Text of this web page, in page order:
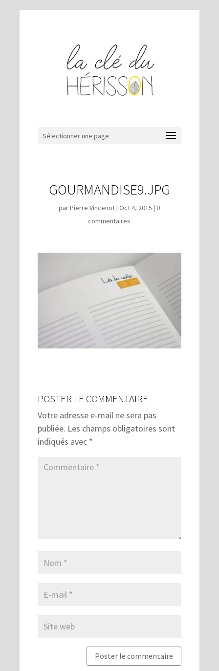
Sélectionner une page
GOURMANDISE9.JPG
parPierre Vincenot|Oct 4, 2015 |0
commentaires
POSTER LE COMMENTAIRE
Votre adresse e-mail ne sera pas
publiée. Les champs obligatoires sont
indiqués avec *